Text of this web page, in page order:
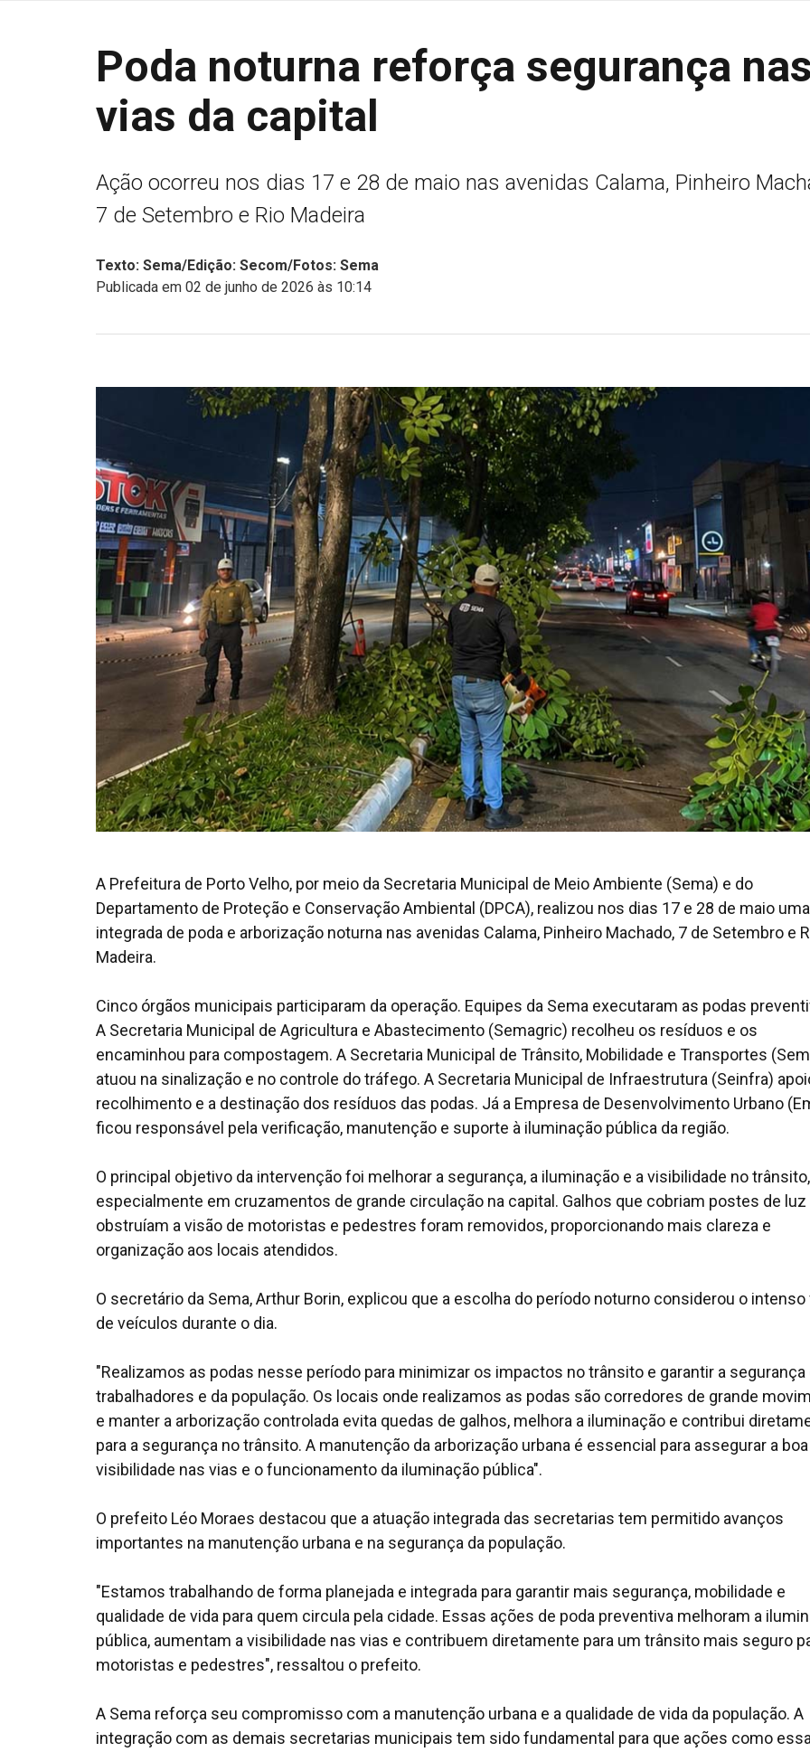
Poda noturna reforça segurança nas
vias da capital
Ação ocorreu nos dias 17 e 28 de maio nas avenidas Calama, Pinheiro
7 de Setembro e Rio Madeira
Texto: Sema/Edição: Secom/Fotos: Sema
Publicada em 02 de junho de 2026 às 10:14
A Prefeitura de Porto Velho, por meio da Secretaria Municipal de Meio Ambiente (Sema) e do
Departamento de Proteção e Conservação Ambiental (DPCA), realizou nos dias 17 e 28 de maio
integrada de poda e arborização noturna nas avenidas Calama, Pinheiro Machado, 7 de Setembro e
Madeira.
Cinco órgãos municipais participaram da operação. Equipes da Sema executaram as podas
A Secretaria Municipal de Agricultura e Abastecimento (Semagric) recolheu os resíduos e os
encaminhou para compostagem. A Secretaria Municipal de Trânsito, Mobilidade e Transportes
atuou na sinalização e no controle do tráfego. A Secretaria Municipal de Infraestrutura (Seinfra)
recolhimento e a destinação dos resíduos das podas. Já a Empresa de Desenvolvimento Urbano
ficou responsável pela verificação, manutenção e suporte à iluminação pública da região.
O principal objetivo da intervenção foi melhorar a segurança, a iluminação e a visibilidade no trânsito,
especialmente em cruzamentos de grande circulação na capital. Galhos que cobriam postes de luz
obstruíam a visão de motoristas e pedestres foram removidos, proporcionando mais clareza e
organização aos locais atendidos.
O secretário da Sema, Arthur Borin, explicou que a escolha do período noturno considerou o
de veículos durante o dia.
"Realizamos as podas nesse período para minimizar os impactos no trânsito e garantir a segurança
trabalhadores e da população. Os locais onde realizamos as podas são corredores de grande
e manter a arborização controlada evita quedas de galhos, melhora a iluminação e contribui
para a segurança no trânsito. A manutenção da arborização urbana é essencial para assegurar a boa
visibilidade nas vias e o funcionamento da iluminação pública".
O prefeito Léo Moraes destacou que a atuação integrada das secretarias tem permitido avanços
importantes na manutenção urbana e na segurança da população.
"Estamos trabalhando de forma planejada e integrada para garantir mais segurança, mobilidade e
qualidade de vida para quem circula pela cidade. Essas ações de poda preventiva melhoram a
pública, aumentam a visibilidade nas vias e contribuem diretamente para um trânsito mais seguro
motoristas e pedestres", ressaltou o prefeito.
A Sema reforça seu compromisso com a manutenção urbana e a qualidade de vida da população. A
integração com as demais secretarias municipais tem sido fundamental para que ações como